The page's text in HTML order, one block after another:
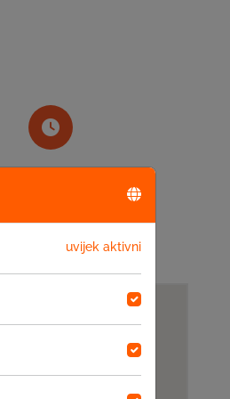
uvijek aktivni